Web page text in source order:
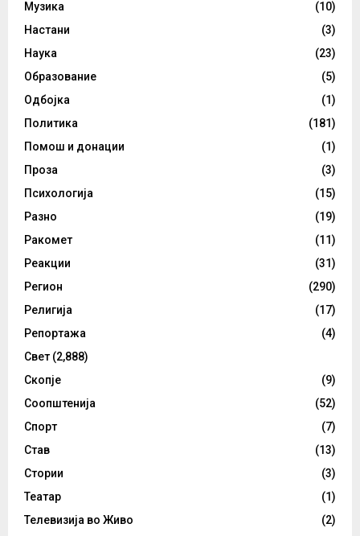
Музика
(10)
Настани
(3)
Наука
(23)
Образование
(5)
Одбојка
(1)
Политика
(181)
Помош и донации
(1)
Проза
(3)
Психологија
(15)
Разно
(19)
Ракомет
(11)
Реакции
(31)
Регион
(290)
Религија
(17)
Репортажа
(4)
Свет (2,888)
Скопје
(9)
Соопштенија
(52)
Спорт
(7)
Став
(13)
Стории
(3)
Театар
(1)
Телевизија во Живо
(2)